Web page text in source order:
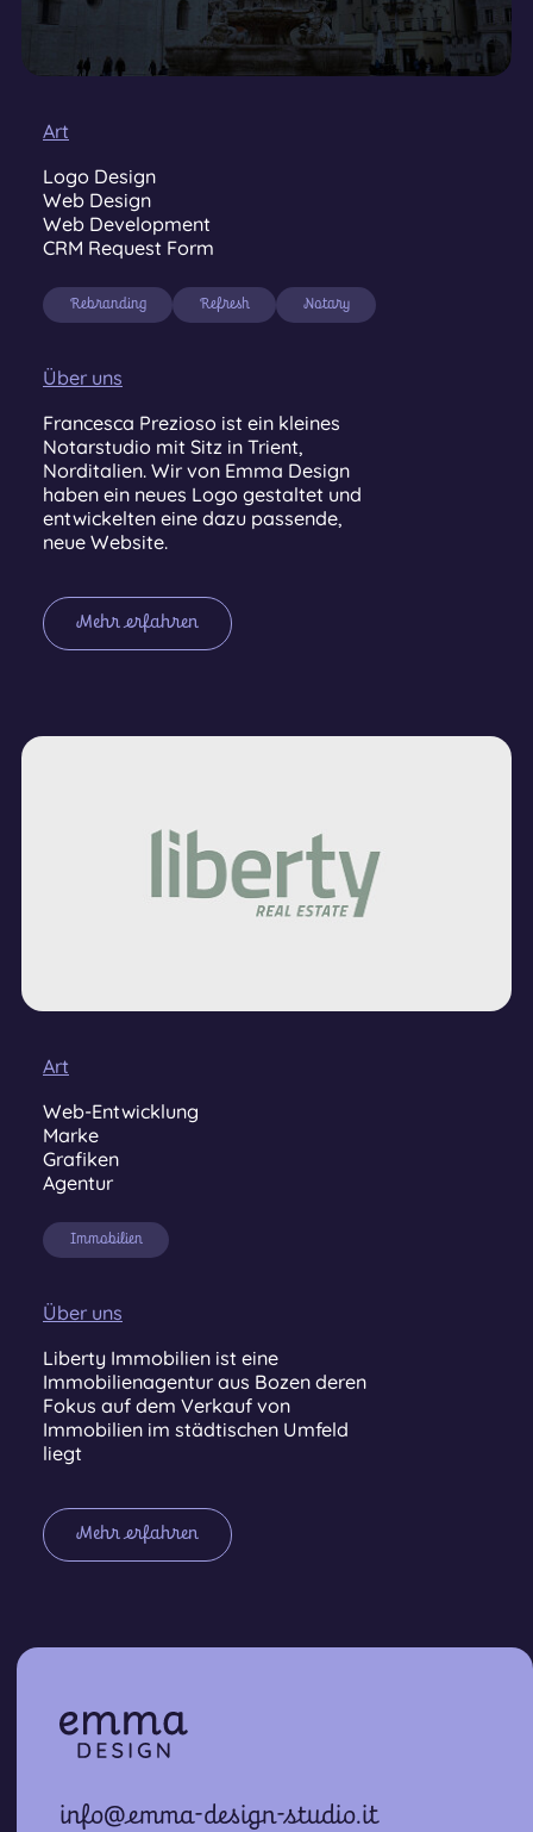
Art
Logo Design
Web Design
Web Development
CRM Request Form
Rebranding Refresh Notary
Über uns
Francesca Prezioso ist ein kleines
Notarstudio mit Sitz in Trient,
Norditalien. Wir von Emma Design
haben ein neues Logo gestaltet und
entwickelten eine dazu passende,
neue Website.
Mehr erfahren
Art
Web-Entwicklung
Marke
Grafiken
Agentur
Immobilien
Über uns
Liberty Immobilien ist eine
Immobilienagentur aus Bozen deren
Fokus auf dem Verkauf von
Immobilien im städtischen Umfeld
liegt
Mehr erfahren
info@emma-design-studio.it